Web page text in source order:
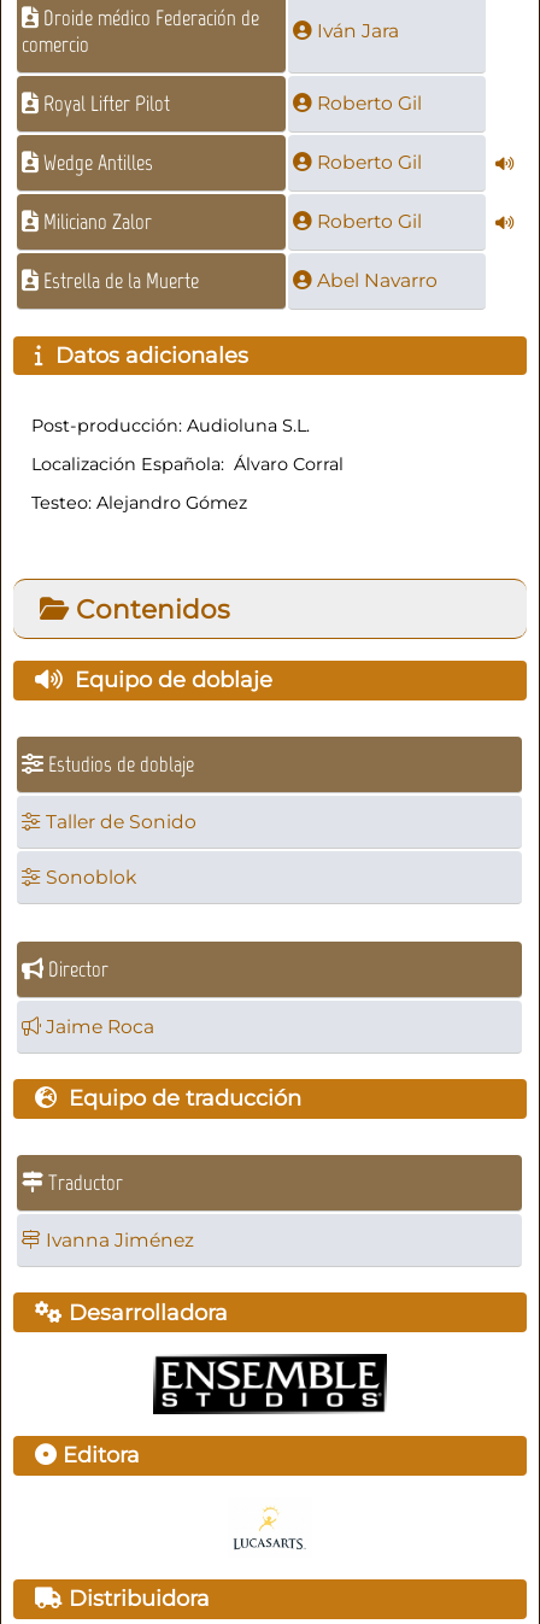
Droide médico Federación de
comercio
Iván Jara
Royal Lifter Pilot Roberto Gil
Wedge Antilles Roberto Gil
Miliciano Zalor Roberto Gil
Estrella de la Muerte Abel Navarro
Datos adicionales
Post-producción: Audioluna S.L.
Localización Española: Álvaro Corral
Testeo: Alejandro Gómez
Contenidos
Equipo de doblaje
Estudios de doblaje
Taller de Sonido
Sonoblok
Director
Jaime Roca
Equipo de traducción
Traductor
Ivanna Jiménez
Desarrolladora
Editora
Distribuidora